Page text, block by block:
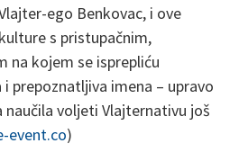
ego Benkovac, i ove
s pristupačnim,
na kojem se isprepliću
prepoznatljiva imena – upravo
naučila voljeti Vlajternativu još
event.co)